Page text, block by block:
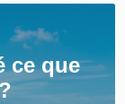
ce que